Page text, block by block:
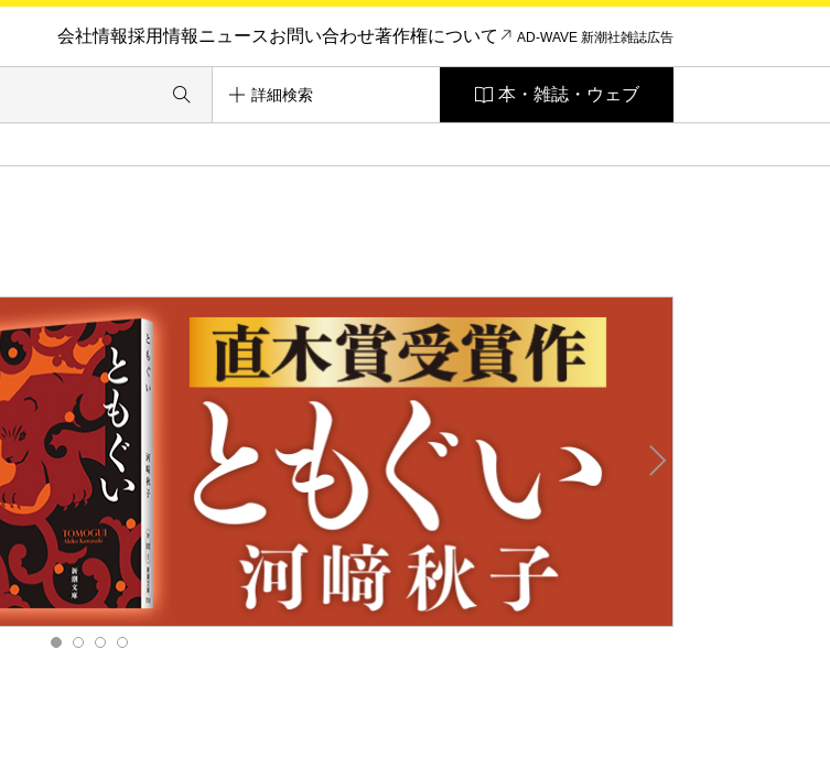
会社情報採用情報ニュースお問い合わせ著作権について AD-WAVE 新潮社雑誌広告
詳細検索 本・雑誌・ウェブ